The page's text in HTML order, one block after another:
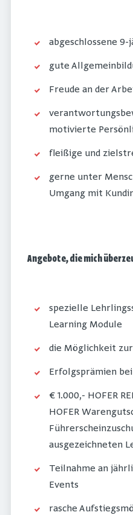
abgeschlossene
gute
Freude an der
motivierte
fleißige und
gerne unter
Umgang mit
Angebote, die mich
spezielle
Learning Module
die Möglichkeit
Erfolgsprämien
€ 1.000,- HOFER
HOFER
ausgezeichneten
Teilnahme an
Events
rasche